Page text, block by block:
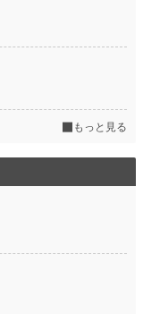
もっと見る